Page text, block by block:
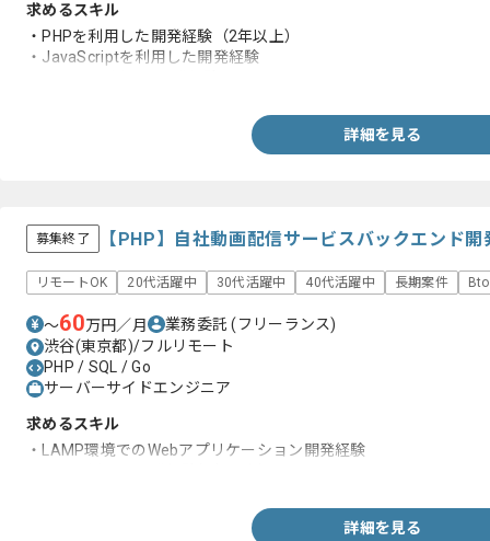
求めるスキル
・PHPを利用した開発経験（2年以上）
・JavaScriptを利用した開発経験
詳細を見る
募集終了 【PHP】自社動画配信サービスバックエンド
リモートOK 20代活躍中 30代活躍中 40代活躍中 長期案件
〜60万円／月 業務委託(フリーランス)
渋谷(東京都)/フルリモート
PHP / SQL / Go
サーバーサイドエンジニア
求めるスキル
・LAMP環境でのWebアプリケーション開発経験
詳細を見る